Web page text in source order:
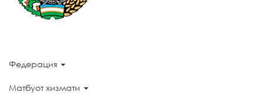
Федерация
Матбуот хизмати